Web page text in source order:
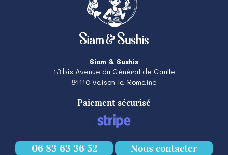
Siam & Sushis
13 bis Avenue du Général de Gaulle
84110 Vaison-la-Romaine
Paiement sécurisé
06 83 63 36 52 Nous contacter